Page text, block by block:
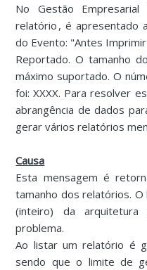
No Gestão
relatório , é apresentado
do Evento: "Antes
Reportado. O tamanho
máximo suportado. O
foi: XXXX. Para resolver
abrangência de dados
gerar vários relatórios
Causa
Esta mensagem é
tamanho dos relatórios.
(inteiro) da arquitetura
problema.
Ao listar um relatório é
sendo que o limite de